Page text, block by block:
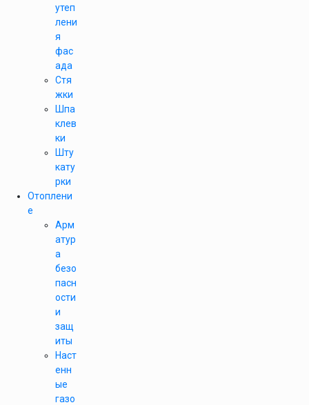
утеп
лени
я
фас
ада
Стя
жки
Шпа
клев
ки
Шту
кату
рки
Отоплени
е
Арм
атур
а
безо
пасн
ости
и
защ
иты
Наст
енн
ые
газо